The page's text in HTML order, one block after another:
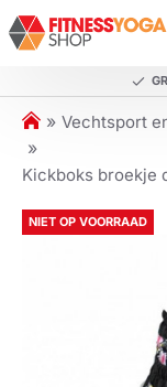
h
m
Vechtsport
Kickboks broekje
NIET OP VOORRAAD